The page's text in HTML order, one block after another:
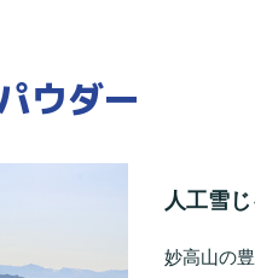
ウダー
人工雪
妙高山の